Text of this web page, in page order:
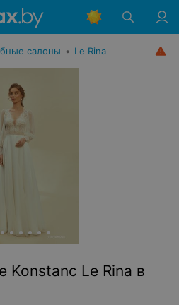
салоны • Le Rina
Konstanc Le Rina в